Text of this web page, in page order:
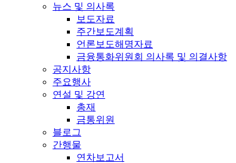
뉴스 및 의사록
보도자료
주간보도계획
언론보도해명자료
금융통화위원회 의사록 및 의결사항
공지사항
주요행사
연설 및 강연
총재
금통위원
블로그
간행물
연차보고서